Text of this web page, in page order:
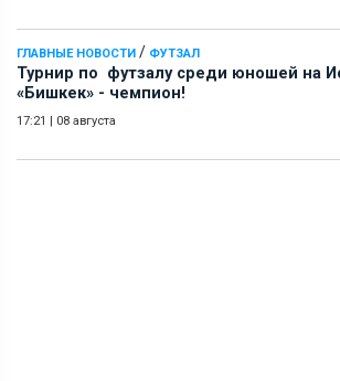
ГЛАВНЫЕ НОВОСТИ / ФУТЗАЛ
Турнир по футзалу среди юношей на
«Бишкек» - чемпион!
17:21 08 августа